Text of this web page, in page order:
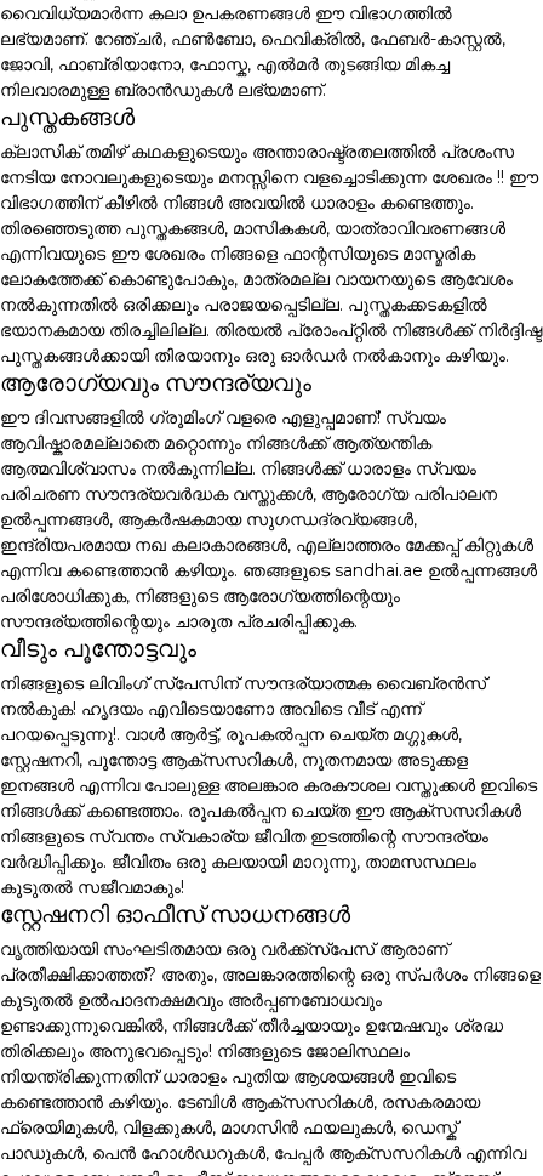
വൈവിധ്യമാർന്ന കലാ ഉപകരണങ്ങൾ ഈ വിഭാഗത്തിൽ
ലഭ്യമാണ്. റേഞ്ചർ, ഫൺബോ, ഫെവിക്രിൽ, ഫേബർ-കാസ്റ്റൽ,
ജോവി, ഫാബ്രിയാനോ, ഫോസ്ക, എൽമർ തുടങ്ങിയ മികച്ച
നിലവാരമുള്ള ബ്രാൻഡുകൾ ലഭ്യമാണ്.
പുസ്തകങ്ങൾ
ക്ലാസിക് തമിഴ് കഥകളുടെയും അന്താരാഷ്ട്രതലത്തിൽ പ്രശംസ
നേടിയ നോവലുകളുടെയും മനസ്സിനെ വളച്ചൊടിക്കുന്ന ശേഖരം !! ഈ
വിഭാഗത്തിന് കീഴിൽ നിങ്ങൾ അവയിൽ ധാരാളം കണ്ടെത്തും.
തിരഞ്ഞെടുത്ത പുസ്തകങ്ങൾ, മാസികകൾ, യാത്രാവിവരണങ്ങൾ
എന്നിവയുടെ ഈ ശേഖരം നിങ്ങളെ ഫാന്റസിയുടെ മാസ്മരിക
ലോകത്തേക്ക് കൊണ്ടുപോകും, മാത്രമല്ല വായനയുടെ ആവേശം
നൽകുന്നതിൽ ഒരിക്കലും പരാജയപ്പെടില്ല. പുസ്തകക്കടകളിൽ
ഭയാനകമായ തിരച്ചിലില്ല. തിരയൽ പ്രോംപ്റ്റിൽ നിങ്ങൾക്ക് നിർദ്ദിഷ്ട
പുസ്തകങ്ങൾക്കായി തിരയാനും ഒരു ഓർഡർ നൽകാനും കഴിയും.
ആരോഗ്യവും സൗന്ദര്യവും
ഈ ദിവസങ്ങളിൽ ഗ്രൂമിംഗ് വളരെ എളുപ്പമാണ്! സ്വയം
ആവിഷ്കാരമല്ലാതെ മറ്റൊന്നും നിങ്ങൾക്ക് ആത്യന്തിക
ആത്മവിശ്വാസം നൽകുന്നില്ല. നിങ്ങൾക്ക് ധാരാളം സ്വയം
പരിചരണ സൗന്ദര്യവർദ്ധക വസ്തുക്കൾ, ആരോഗ്യ പരിപാലന
ഉൽപ്പന്നങ്ങൾ, ആകർഷകമായ സുഗന്ധദ്രവ്യങ്ങൾ,
ഇന്ദ്രിയപരമായ നഖ കലാകാരങ്ങൾ, എല്ലാത്തരം മേക്കപ്പ് കിറ്റുകൾ
എന്നിവ കണ്ടെത്താൻ കഴിയും. ഞങ്ങളുടെ sandhai.ae ഉൽപ്പന്നങ്ങൾ
പരിശോധിക്കുക, നിങ്ങളുടെ ആരോഗ്യത്തിന്റെയും
സൗന്ദര്യത്തിന്റെയും ചാരുത പ്രചരിപ്പിക്കുക.
വീടും പൂന്തോട്ടവും
നിങ്ങളുടെ ലിവിംഗ് സ്പേസിന് സൗന്ദര്യാത്മക വൈബ്രൻസ്
നൽകുക! ഹൃദയം എവിടെയാണോ അവിടെ വീട് എന്ന്
പറയപ്പെടുന്നു!. വാൾ ആർട്ട്, രൂപകൽപ്പന ചെയ്ത മഗ്ഗുകൾ,
സ്റ്റേഷനറി, പൂന്തോട്ട ആക്സസറികൾ, നൂതനമായ അടുക്കള
ഇനങ്ങൾ എന്നിവ പോലുള്ള അലങ്കാര കരകൗശല വസ്തുക്കൾ ഇവിടെ
നിങ്ങൾക്ക് കണ്ടെത്താം. രൂപകൽപ്പന ചെയ്ത ഈ ആക്സസറികൾ
നിങ്ങളുടെ സ്വന്തം സ്വകാര്യ ജീവിത ഇടത്തിന്റെ സൗന്ദര്യം
വർദ്ധിപ്പിക്കും. ജീവിതം ഒരു കലയായി മാറുന്നു, താമസസ്ഥലം
കൂടുതൽ സജീവമാകും!
സ്റ്റേഷനറി ഓഫീസ് സാധനങ്ങൾ
വൃത്തിയായി സംഘടിതമായ ഒരു വർക്ക്സ്പേസ് ആരാണ്
പ്രതീക്ഷിക്കാത്തത്? അതും, അലങ്കാരത്തിന്റെ ഒരു സ്പർശം നിങ്ങളെ
കൂടുതൽ ഉൽപാദനക്ഷമവും അർപ്പണബോധവും
ഉണ്ടാക്കുന്നുവെങ്കിൽ, നിങ്ങൾക്ക് തീർച്ചയായും ഉന്മേഷവും ശ്രദ്ധ
തിരിക്കലും അനുഭവപ്പെടും! നിങ്ങളുടെ ജോലിസ്ഥലം
നിയന്ത്രിക്കുന്നതിന് ധാരാളം പുതിയ ആശയങ്ങൾ ഇവിടെ
കണ്ടെത്താൻ കഴിയും. ടേബിൾ ആക്സസറികൾ, രസകരമായ
ഫ്രെയിമുകൾ, വിളക്കുകൾ, മാഗസിൻ ഫയലുകൾ, ഡെസ്ക്
പാഡുകൾ, പെൻ ഹോൾഡറുകൾ, പേപ്പർ ആക്സസറികൾ എന്നിവ